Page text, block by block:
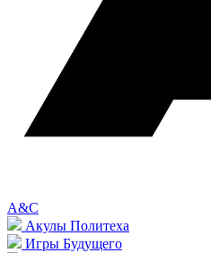
A&C
Акулы Политеха
Игры Будущего